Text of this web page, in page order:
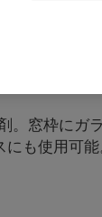
窓枠に
も使用可能